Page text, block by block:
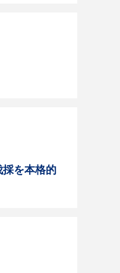
を本格的